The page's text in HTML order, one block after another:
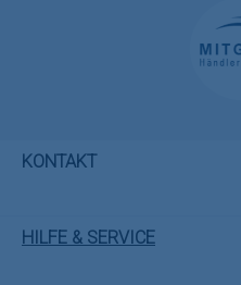
KONTAKT
HILFE & SERVICE